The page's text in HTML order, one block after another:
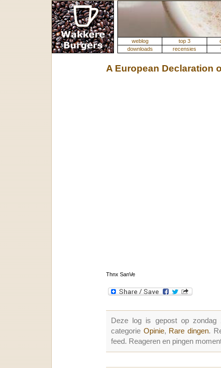
weblog top 3
downloads
recensies
A European Declaration
Thnx SanVe
Deze log is gepost op
categorie Opinie, Rare dingen.
feed. Reageren en pingen